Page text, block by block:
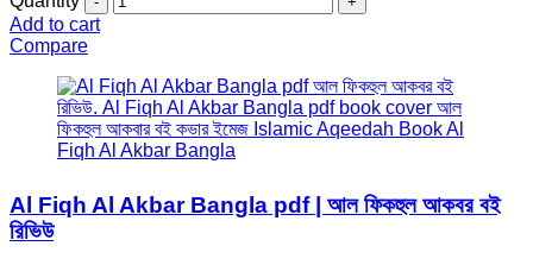
Add to cart
Compare
Al Fiqh Al Akbar Bangla pdf | আল ফিকহুল আকবর বই
রিভিউ